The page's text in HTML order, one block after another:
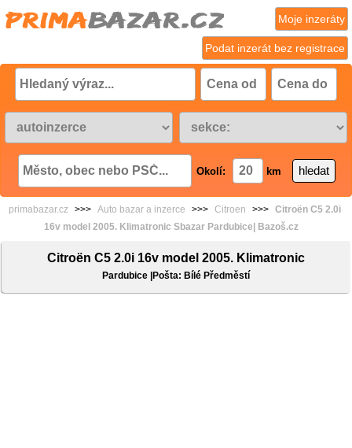
Podat inzerát bez registrace
Moje inzeráty
Okolí: km
primabazar.cz >>> Auto bazar a inzerce >>> Citroen >>> Citroën C5 2.0i
16v model 2005. Klimatronic Sbazar Pardubice| Bazoš.cz
Citroën C5 2.0i 16v model 2005. Klimatronic
Pardubice |Pošta: Bílé Předměstí